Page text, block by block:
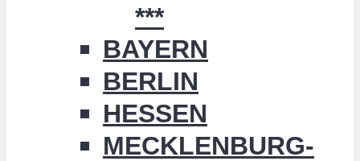
***
BAYERN
BERLIN
HESSEN
MECKLENBURG-